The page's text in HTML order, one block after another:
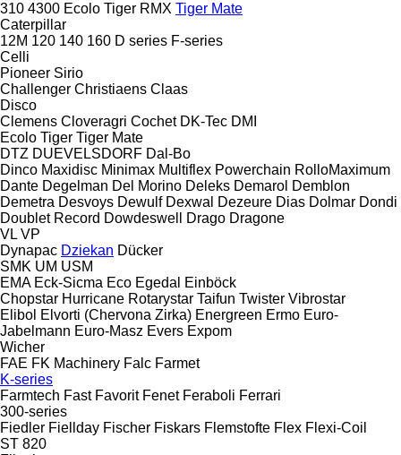
310 4300 Ecolo Tiger RMX Tiger Mate
Caterpillar
12M 120 140 160 D series F-series
Celli
Pioneer Sirio
Challenger Christiaens Claas
Disco
Clemens Cloveragri Cochet DK-Tec DMI
Ecolo Tiger Tiger Mate
DTZ DUEVELSDORF Dal-Bo
Dinco Maxidisc Minimax Multiflex Powerchain RolloMaximum
Dante Degelman Del Morino Deleks Demarol Demblon
Demetra Desvoys Dewulf Dexwal Dezeure Dias Dolmar Dondi
Doublet Record Dowdeswell Drago Dragone
VL VP
Dynapac Dziekan Dücker
SMK UM USM
EMA Eck-Sicma Eco Egedal
Einböck
Chopstar Hurricane Rotarystar Taifun Twister Vibrostar
Elibol Elvorti (Chervona Zirka) Energreen Ermo Euro-
Jabelmann Euro-Masz Evers Expom
Wicher
FAE FK Machinery Falc Farmet
K-series
Farmtech Fast Favorit Fenet Feraboli Ferrari
300-series
Fiedler Fiellday Fischer Fiskars Flemstofte Flex Flexi-Coil
ST 820